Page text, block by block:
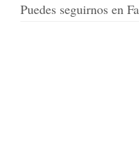
Puedes seguirnos en